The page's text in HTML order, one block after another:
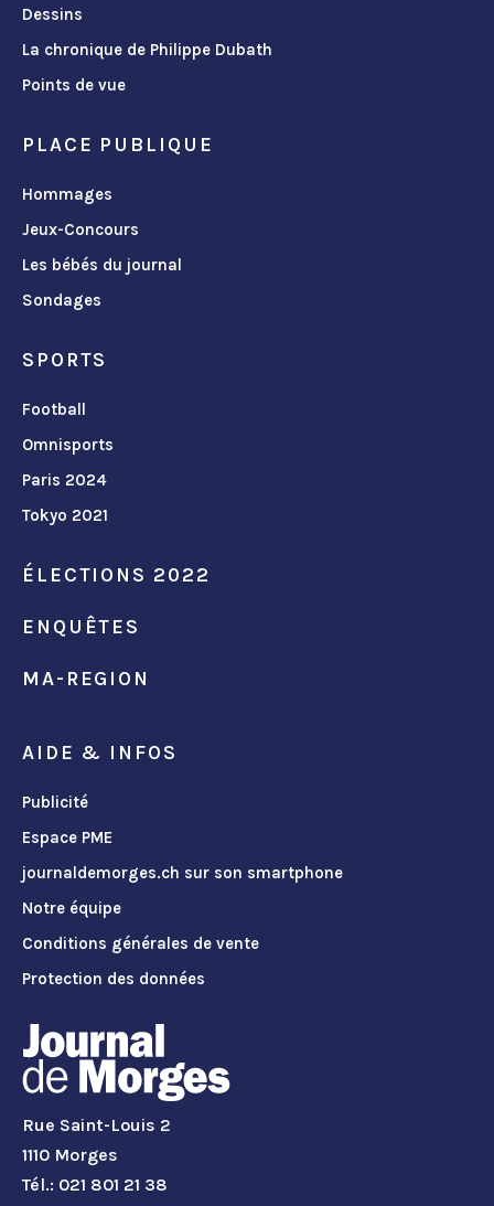
Dessins
La chronique de Philippe Dubath
Points de vue
PLACE PUBLIQUE
Hommages
Jeux-Concours
Les bébés du journal
Sondages
SPORTS
Football
Omnisports
Paris 2024
Tokyo 2021
ÉLECTIONS 2022
ENQUÊTES
MA-REGION
AIDE & INFOS
Publicité
Espace PME
journaldemorges.ch sur son smartphone
Notre équipe
Conditions générales de vente
Protection des données
Rue Saint-Louis 2
1110 Morges
Tél.: 021 801 21 38